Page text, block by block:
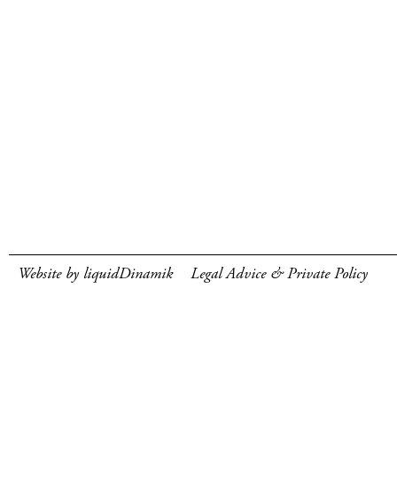
Website by liquidDinamik Legal Advice & Private Policy